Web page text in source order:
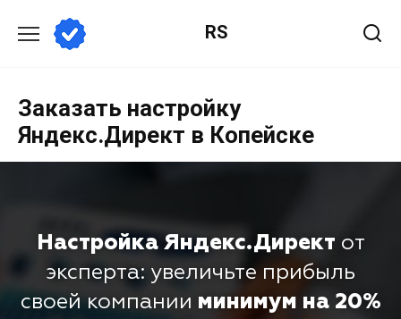
RS
Заказать настройку
Яндекс.Директ в Копейске
Настройка Яндекс.Директ от
эксперта: увеличьте прибыль
своей компании минимум на 20%